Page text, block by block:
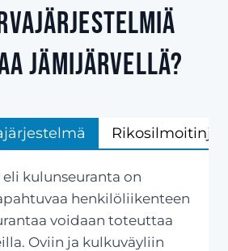
Jämijärvellä?
kulunseuranta on
henkilöliikenteen
voidaan toteuttaa
Oviin ja kulkuväyliin